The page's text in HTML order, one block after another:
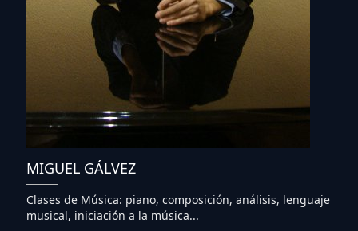
MIGUEL GÁLVEZ
Clases de Música: piano, composición, análisis, lenguaje
musical, iniciación a la música...